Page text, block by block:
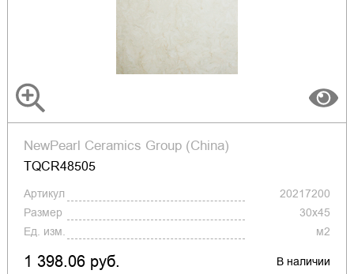
NewPearl Ceramics Group (China)
TQCR48505
Артикул
20217200
Размер
30x45
Ед. изм.
м2
1 398.06 руб. В наличии